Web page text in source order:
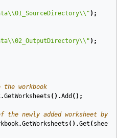
\\01_SourceDirectory\\ " ) ;
\\02_OutputDirectory\\ " ) ;
workbook
.GetWorksheets ().Add ();
newly added worksheet by
.GetWorksheets ().Get (